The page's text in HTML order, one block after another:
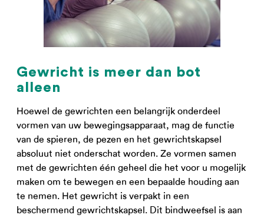
Gewricht is meer dan bot
alleen
Hoewel de gewrichten een belangrijk onderdeel
vormen van uw bewegingsapparaat, mag de functie
van de spieren, de pezen en het gewrichtskapsel
absoluut niet onderschat worden. Ze vormen samen
met de gewrichten één geheel die het voor u mogelijk
maken om te bewegen en een bepaalde houding aan
te nemen. Het gewricht is verpakt in een
beschermend gewrichtskapsel. Dit bindweefsel is aan